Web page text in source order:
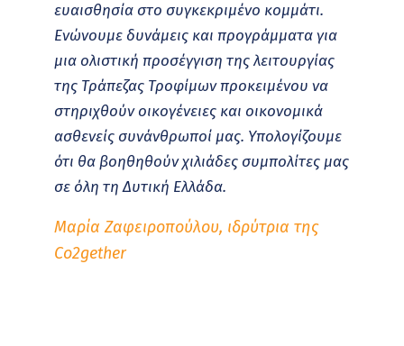
ευαισθησία στο συγκεκριμένο κομμάτι.
Ενώνουμε δυνάμεις και προγράμματα για
μια ολιστική προσέγγιση της λειτουργίας
της Τράπεζας Τροφίμων προκειμένου να
στηριχθούν οικογένειες και οικονομικά
ασθενείς συνάνθρωποί μας. Υπολογίζουμε
ότι θα βοηθηθούν χιλιάδες συμπολίτες μας
σε όλη τη Δυτική Ελλάδα.
Μαρία Ζαφειροπούλου, ιδρύτρια της
Co2gether